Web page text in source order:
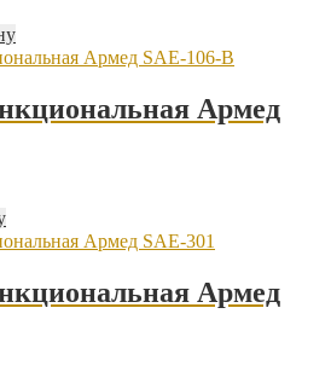
Армед
Армед